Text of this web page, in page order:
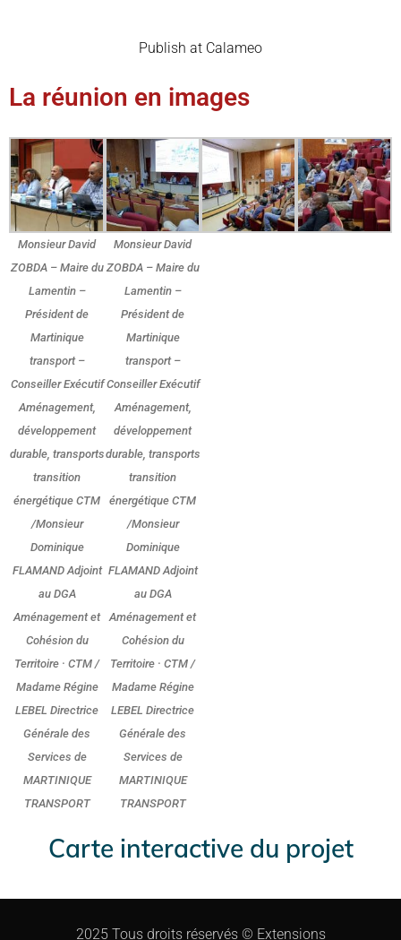
Publish at Calameo
La réunion en images
Monsieur ​David
ZOBDA – Maire du
Lamentin –
Président de
Martinique
transport –
Conseiller Exécutif
Aménagement,
développement
durable, transports
transition
énergétique CTM
/Monsieur
Dominique
FLAMAND Adjoint
au DGA
Aménagement et
Cohésion du
Territoire · CTM /
Madame Régine
LEBEL Directrice
Générale des
Services de
MARTINIQUE
TRANSPORT
Monsieur ​David
ZOBDA – Maire du
Lamentin –
Président de
Martinique
transport –
Conseiller Exécutif
Aménagement,
développement
durable, transports
transition
énergétique CTM
/Monsieur
Dominique
FLAMAND Adjoint
au DGA
Aménagement et
Cohésion du
Territoire · CTM /
Madame Régine
LEBEL Directrice
Générale des
Services de
MARTINIQUE
TRANSPORT
Carte interactive du projet
2025 Tous droits réservés © Extensions